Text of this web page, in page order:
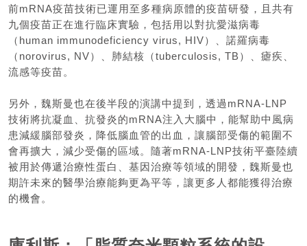
前mRNA疫苗技術已運用至多種病原體的疫苗研發，且共有
九個疫苗正在進行臨床實驗，包括用以對抗愛滋病毒
（human immunodeficiency virus, HIV）、諾羅病毒
（norovirus, NV）、肺結核（tuberculosis, TB）、瘧疾、
流感等疫苗。
另外，魏斯曼也在後半段的演講中提到，透過mRNA-LNP
技術將抗凝血、抗發炎的mRNA注入大腦中，能幫助中風病
患減緩腦部發炎，降低腦血管的出血，讓腦部受傷的範圍不
會再擴大，減少受傷的區域。隨著mRNA-LNP技術平臺陸續
被用於傳遞治療性蛋白、基因治療等領域的開發，魏斯曼也
期許未來的醫學治療能夠更為平等，讓更多人都能獲得治療
的機會。